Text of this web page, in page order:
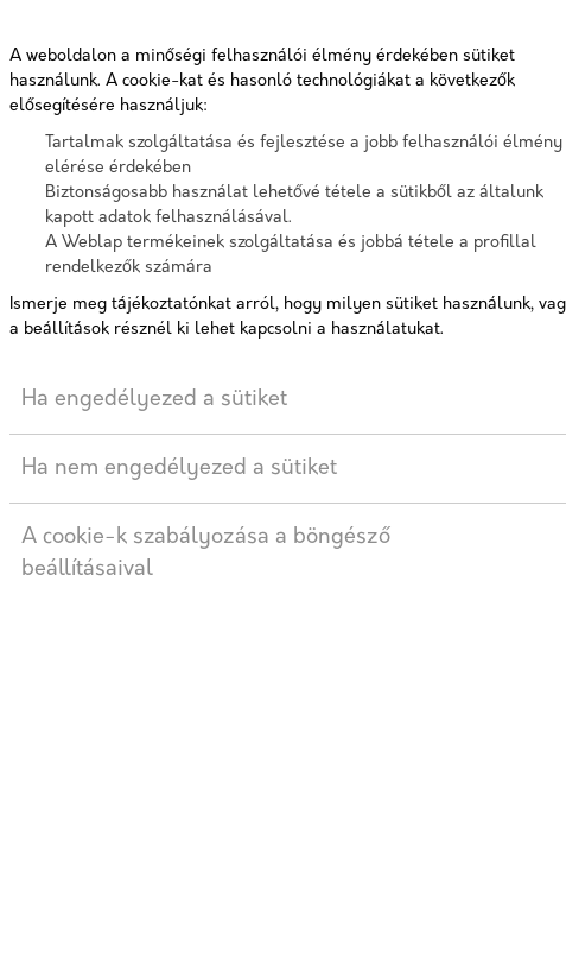
Cikkszám:
10-
AJÁNLATOT KÉREK
Címkék:Soudal
SZÁLLÍTÁS
alkalmas szárazépítészeti megoldásokra kőzetgyapot,
parafa és bútorlap anyagokon.
A weboldalon a minőségi felhasználói élmény érdekében sütiket
használunk. A cookie-kat és hasonló technológiákat a következők
elősegítésére használjuk:
Tartalmak szolgáltatása és fejlesztése a jobb felhasználói élmény
elérése érdekében
Biztonságosabb használat lehetővé tétele a sütikből az általunk
kapott adatok felhasználásával.
A Weblap termékeinek szolgáltatása és jobbá tétele a profillal
rendelkezők számára
Ismerje meg tájékoztatónkat arról, hogy milyen sütiket használunk,
a beállítások résznél ki lehet kapcsolni a használatukat.
Ha engedélyezed a sütiket
Ha nem engedélyezed a sütiket
A cookie-k szabályozása a böngésző
beállításaival